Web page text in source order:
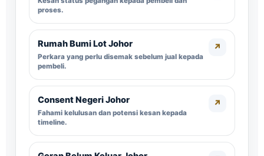
proses.
Rumah Bumi Lot Johor
Perkara yang perlu disemak sebelum jual kepada
pembeli.
↗
Consent Negeri Johor
Fahami kelulusan dan potensi kesan kepada
timeline.
↗